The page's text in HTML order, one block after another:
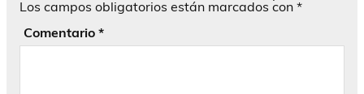
Los campos obligatorios están marcados con *
Comentario *